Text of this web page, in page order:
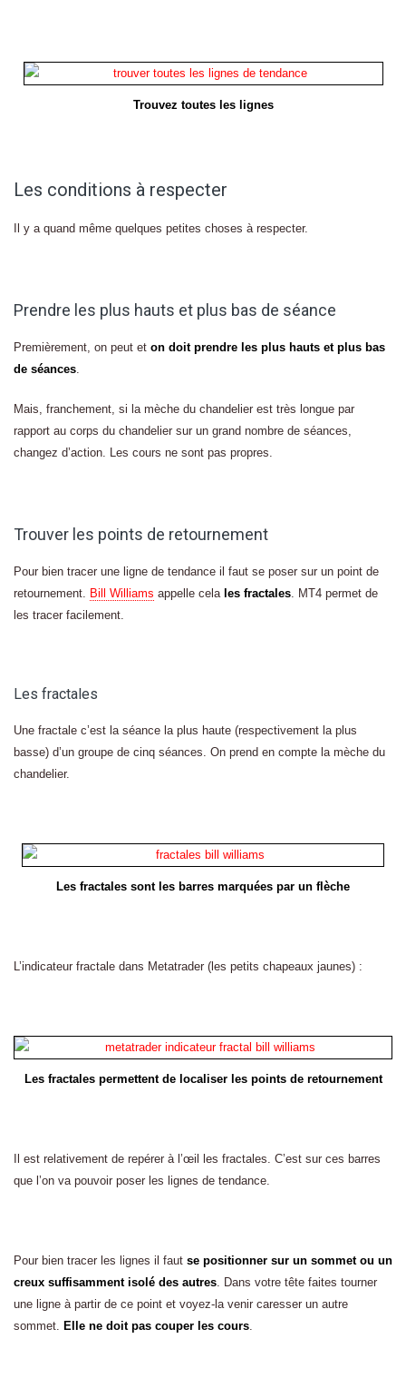
Trouvez toutes les lignes
Les conditions à respecter
Il y a quand même quelques petites choses à respecter.
Prendre les plus hauts et plus bas de séance
Premièrement, on peut et on doit prendre les plus hauts et plus bas
de séances.
Mais, franchement, si la mèche du chandelier est très longue par
rapport au corps du chandelier sur un grand nombre de séances,
changez d’action. Les cours ne sont pas propres.
Trouver les points de retournement
Pour bien tracer une ligne de tendance il faut se poser sur un point de
retournement. Bill Williams appelle cela les fractales. MT4 permet de
les tracer facilement.
Les fractales
Une fractale c’est la séance la plus haute (respectivement la plus
basse) d’un groupe de cinq séances. On prend en compte la mèche du
chandelier.
Les fractales sont les barres marquées par un flèche
L’indicateur fractale dans Metatrader (les petits chapeaux jaunes) :
Les fractales permettent de localiser les points de retournement
Il est relativement de repérer à l’œil les fractales. C’est sur ces barres
que l’on va pouvoir poser les lignes de tendance.
Pour bien tracer les lignes il faut se positionner sur un sommet ou un
creux suffisamment isolé des autres. Dans votre tête faites tourner
une ligne à partir de ce point et voyez-la venir caresser un autre
sommet. Elle ne doit pas couper les cours.